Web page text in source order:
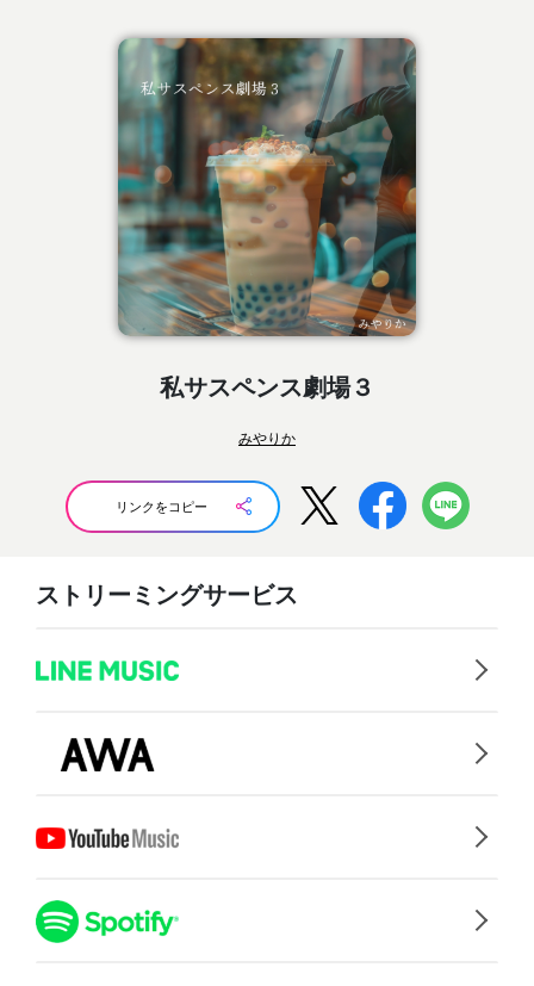
私サスペンス劇場３
みやりか
リンクをコピー
ストリーミングサービス